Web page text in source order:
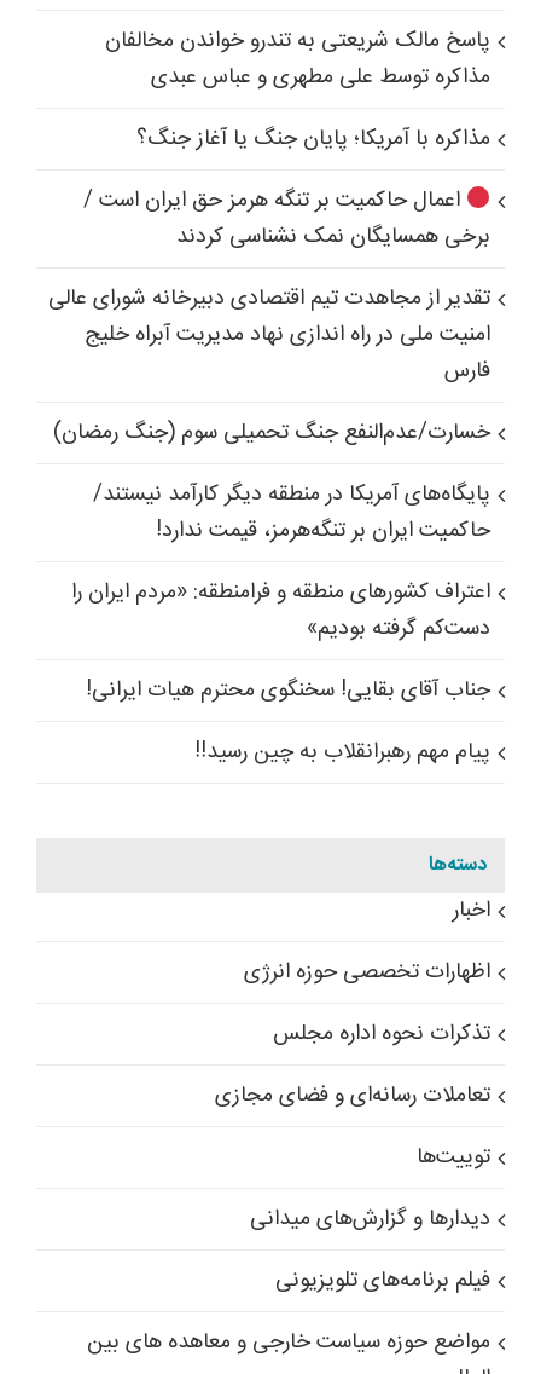
پاسخ مالک شریعتی به تندرو خواندن مخالفان
مذاکره توسط علی مطهری و عباس عبدی
مذاکره با آمریکا؛ پایان جنگ یا آغاز جنگ؟
اعمال حاکمیت بر تنگه هرمز حق ایران است /
برخی همسایگان نمک نشناسی کردند
تقدیر از مجاهدت تیم اقتصادی دبیرخانه شورای عالی
امنیت ملی در راه اندازی نهاد مدیریت آبراه خلیج
فارس
خسارت/عدم‌النفع جنگ تحمیلی سوم (جنگ رمضان)
پایگاه‌های آمریکا در منطقه دیگر کارآمد نیستند/
حاکمیت ایران بر تنگه‌هرمز، قیمت ندارد!
اعتراف کشورهای منطقه و فرامنطقه: «مردم ایران را
دست‌کم گرفته بودیم»
جناب آقای بقایی! سخنگوی محترم هیات ایرانی!
پیام مهم رهبرانقلاب به چین رسید!!
دسته‌ها
اخبار
اظهارات تخصصی حوزه انرژی
تذکرات نحوه اداره مجلس
تعاملات رسانه‌ای و فضای مجازی
توییت‌ها
دیدارها و گزارش‌های میدانی
فیلم برنامه‌های تلویزیونی
مواضع حوزه سیاست خارجی و معاهده های بین